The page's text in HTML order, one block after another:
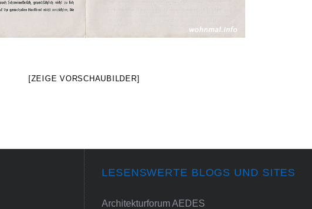
[ZEIGE VORSCHAUBILDER]
LESENSWERTE BLOGS UND SITES
Architekturforum AEDES